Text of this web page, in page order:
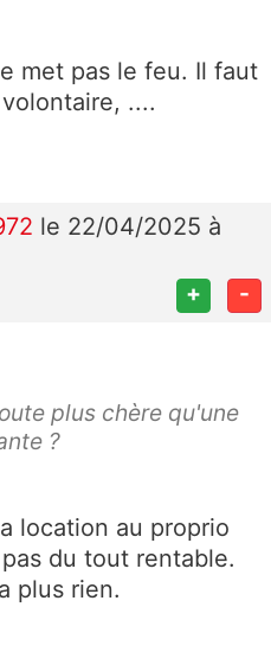
met pas le feu. Il faut
....
le 22/04/2025 à
+ -
plus chère qu'une
?
location au proprio
du tout rentable.
plus rien.